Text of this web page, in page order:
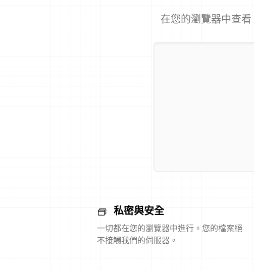
在您的瀏覽器中查看
私密與安全
一切都在您的瀏覽器中進行。您的檔案絕
不接觸我們的伺服器。